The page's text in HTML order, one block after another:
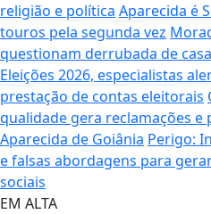
religião e política Aparecida é
touros pela segunda vez
questionam derrubada de casa
Eleições 2026, especialistas
prestação de contas eleitorais
qualidade gera reclamações
Aparecida de Goiânia Perigo:
e falsas abordagens para
sociais
EM ALTA